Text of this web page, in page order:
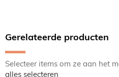
Gerelateerde producten
Selecteer items om ze aan het
alles selecteren